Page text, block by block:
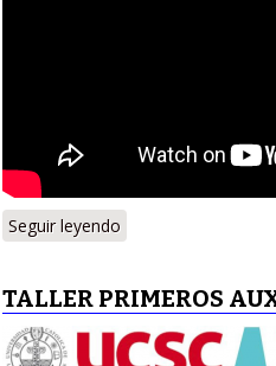
Seguir leyendo
TALLER PRIMEROS